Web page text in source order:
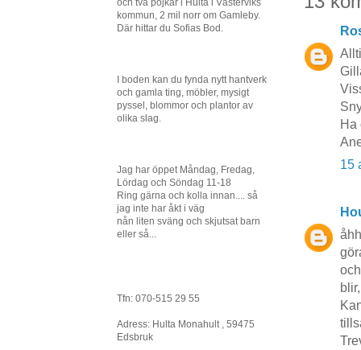
Ha
15
och två pojkar i Hulta i Västerviks
kommun, 2 mil norr om Gamleby.
Där hittar du Sofias Bod.
I boden kan du fynda nytt hantverk
och gamla ting, möbler, mysigt
pyssel, blommor och plantor av
olika slag.
Jag har öppet Måndag, Fredag,
Lördag och Söndag 11-18
Ring gärna och kolla innan.... så
jag inte har åkt i väg
nån liten sväng och skjutsat barn
eller så...
Tfn: 070-515 29 55
Adress: Hulta Monahult , 59475
Edsbruk